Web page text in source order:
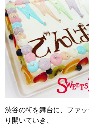
渋谷の街を舞台に、ファ
り開いていき、